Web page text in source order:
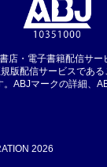
店・電子書籍配信サー
版配信サービスであ
ABJマークの詳細、
2026